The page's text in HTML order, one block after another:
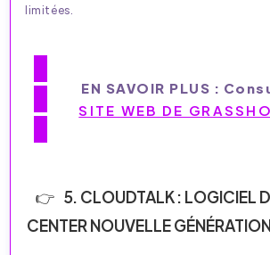
limitées.
EN SAVOIR PLUS :
SITE WEB DE
5. CLOUDTALK : LOGICIEL
CENTER NOUVELLE